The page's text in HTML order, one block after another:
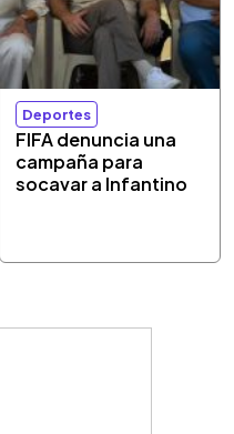
Deportes
FIFA denuncia una
campaña para
socavar a Infantino